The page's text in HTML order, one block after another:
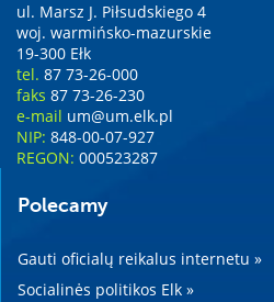
ul. Marsz J. Piłsudskiego 4
woj. warmińsko-mazurskie
19-300 Ełk
tel. 87 73-26-000
faks 87 73-26-230
e-mail um@um.elk.pl
NIP: 848-00-07-927
REGON: 000523287
Polecamy
Gauti oficialų reikalus internetu »
Socialinės politikos Elk »